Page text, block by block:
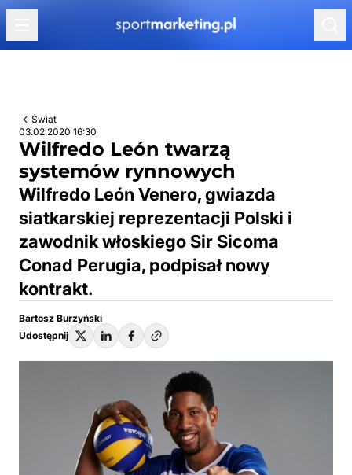
Przejdź do treści
Świat
03.02.2020 16:30
Wilfredo León twarzą
systemów rynnowych
Wilfredo León Venero, gwiazda
siatkarskiej reprezentacji Polski i
zawodnik włoskiego Sir Sicoma
Conad Perugia, podpisał nowy
kontrakt.
Bartosz Burzyński
Udostępnij